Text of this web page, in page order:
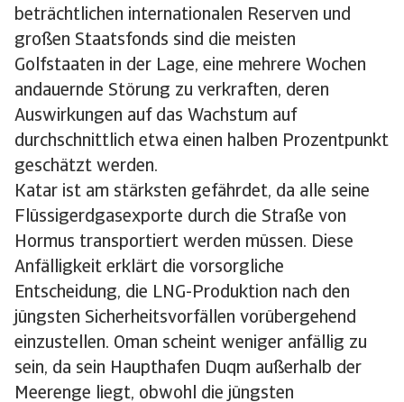
beträchtlichen internationalen Reserven und
großen Staatsfonds sind die meisten
Golfstaaten in der Lage, eine mehrere Wochen
andauernde Störung zu verkraften, deren
Auswirkungen auf das Wachstum auf
durchschnittlich etwa einen halben Prozentpunkt
geschätzt werden.
Katar ist am stärksten gefährdet, da alle seine
Flüssigerdgasexporte durch die Straße von
Hormus transportiert werden müssen. Diese
Anfälligkeit erklärt die vorsorgliche
Entscheidung, die LNG-Produktion nach den
jüngsten Sicherheitsvorfällen vorübergehend
einzustellen. Oman scheint weniger anfällig zu
sein, da sein Haupthafen Duqm außerhalb der
Meerenge liegt, obwohl die jüngsten